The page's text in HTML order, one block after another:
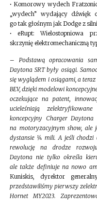
• Komorowy wydech
„wydech” wydający dźwięk
go tak głośnym jak Dodge z
• eRupt: Wielostopniowa
skrzynię elektromechaniczną
– Podstawą opracowania
Daytona SRT były osiągi.
się wyglądem i osiągami, a
BEV, dzięki modelowi
oczekujące na patent,
ucieleśniają
koncepcyjny Charger
na motoryzacyjnym show, ale
dystansie ¼ mili. A jeśli chodzi
rewolucję na drodze
Daytona nie tylko określa
ale także definiuje na nowo
Kuniskis, dyrektor
przedstawiliśmy pierwszy
Hornet MY2023.